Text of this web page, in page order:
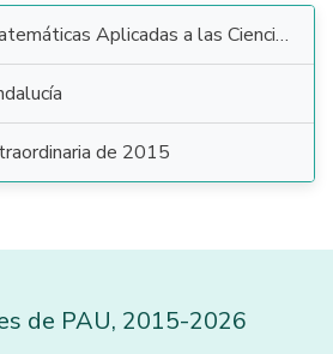
Aplicadas a las Ciencias Sociales
de 2015
de PAU, 2015-2026